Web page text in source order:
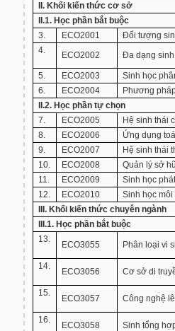
II. Khối kiến thức cơ sở
II.1. Học phần bắt buộc
3.
ECO2001
Đối tượng
4.
ECO2002 Đa dạng
5. ECO2003
Sinh học
6.
ECO2004
Phương
II.2. Học phần tự chọn
7.
ECO2005
Hệ sinh thái
8.
ECO2006
Ứng dụng
9.
ECO2007
Hệ sinh thái
10.
ECO2008
Quản lý sở
11.
ECO2009
Sinh học
12.
ECO2010
Sinh học
III. Khối kiến thức chuyên ngành
III.1. Học phần bắt buộc
13.
ECO3055 Phân loại vi
14.
ECO3056 Cơ sở di
15.
ECO3057 Công nghệ
16.
ECO3058 Sinh tổng